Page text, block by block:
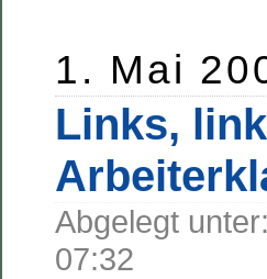
1. Mai
Links,
Abgelegt unter:
07:32